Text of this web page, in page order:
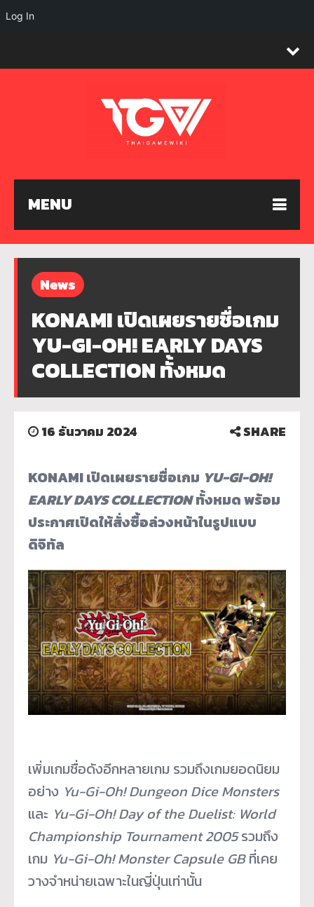
MENU
News
KONAMI เปิดเผยรายชื่อเกม
YU-GI-OH! EARLY DAYS
COLLECTION ทั้งหมด
16 ธันวาคม 2024 SHARE
KONAMIเปิดเผยรายชื่อเกม YU-GI-OH!
EARLY DAYS COLLECTION ทั้งหมด พร้อม
ประกาศเปิดให้สั่งซื้อล่วงหน้าในรูปแบบ
ดิจิทัล
เพิ่มเกมชื่อดังอีกหลายเกม รวมถึงเกมยอดนิยม
อย่าง Yu-Gi-Oh! Dungeon Dice Monsters
และ Yu-Gi-Oh! Day of the Duelist: World
Championship Tournament2005รวมถึง
เกม Yu-Gi-Oh! Monster Capsule GBที่เคย
วางจำหน่ายเฉพาะในญี่ปุ่นเท่านั้น
Log In